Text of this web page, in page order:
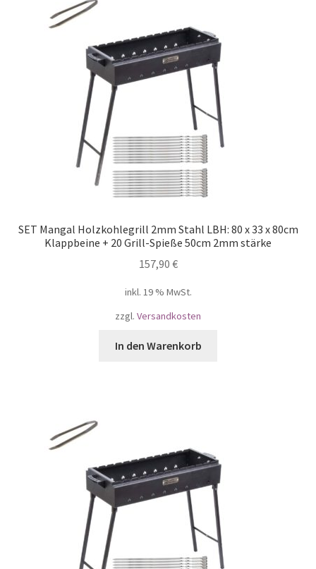
SET Mangal Holzkohlegrill 2mm Stahl LBH: 80 x 33 х 80cm
Klappbeine + 20 Grill-Spieße 50cm 2mm stärke
157,90 €
inkl. 19 % MwSt.
zzgl. Versandkosten
In den Warenkorb